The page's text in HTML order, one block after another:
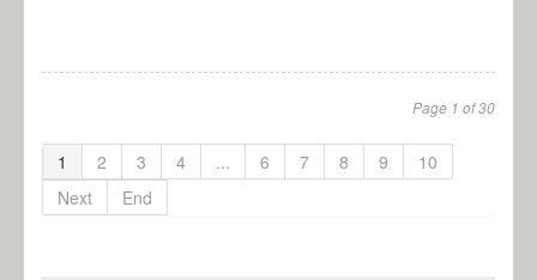
Page 1 of 30
1 2 3 4 ... 6 7 8 9
10
Next
End